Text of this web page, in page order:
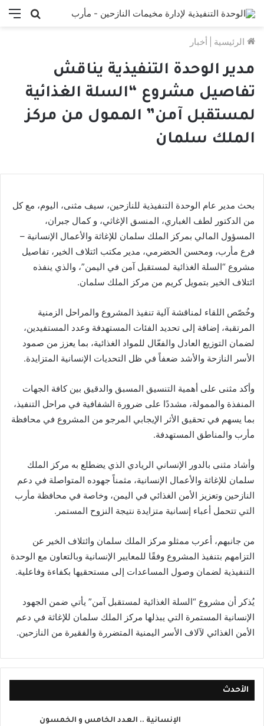
بحث
الرئيسية أخبار
مدير الوحدة التنفيذية يناقش
تفاصيل مشروع “السلة الغذائية
لمستقبل آمن” الممول من مركز
الملك سلمان
بحث مدير عام الوحدة التنفيذية للنازحين، سيف مثنى، اليوم، مع كل
من الدكتور لطف الغباري، المنسق الإغاثي، و كمال جبران،
المسؤول المالي بمركز الملك سلمان للإغاثة والأعمال الإنسانية –
فرع مأرب، ومحسن الحضرمي، مدير مكتب ائتلاف الخير، تفاصيل
مشروع “السلة الغذائية لمستقبل آمن في اليمن”، والذي ينفذه
ائتلاف الخير بتمويل كريم من مركز الملك سلمان.
وخُصّص اللقاء لمناقشة آلية تنفيذ المشروع والمراحل الزمنية
المرتقبة، إضافة إلى تحديد الفئات المستهدفة وعدد المستفيدين،
لضمان التوزيع العادل والفعّال للمواد الغذائية، بما يعزز من صمود
الأسر النازحة والأشد ضعفاً في ظل التحديات الإنسانية المتزايدة.
وأكد مثنى على أهمية التنسيق المسبق والدقيق بين كافة الجهات
المنفذة والممولة، مشددًا على ضرورة الشفافية في مراحل التنفيذ،
بما يسهم في تحقيق الأثر الإيجابي المرجو من المشروع في محافظة
مأرب والمناطق المستهدفة.
وأشاد مثنى بالدور الإنساني الريادي الذي يضطلع به مركز الملك
سلمان للإغاثة والأعمال الإنسانية، مثمناً جهوده المتواصلة في دعم
النازحين وتعزيز الأمن الغذائي في اليمن، وخاصة في محافظة مأرب
التي تتحمل أعباء إنسانية متزايدة نتيجة النزوح المستمر.
من جانبهم، أعرب ممثلو مركز الملك سلمان وائتلاف الخير عن
التزامهم بتنفيذ المشروع وفقًا للمعايير الإنسانية وبالتعاون مع الوحدة
التنفيذية لضمان وصول المساعدات إلى مستحقيها بكفاءة وفاعلية.
يُذكر أن مشروع “السلة الغذائية لمستقبل آمن” يأتي ضمن الجهود
الإنسانية المستمرة التي يبذلها مركز الملك سلمان للإغاثة في دعم
الأمن الغذائي لآلاف الأسر اليمنية المتضررة والفقيرة من النازحين.
الأحدث
الإنسانية .. العدد الخامس و الخمسون